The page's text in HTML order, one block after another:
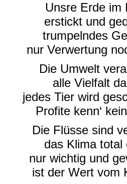
Unsre Erde im
erstickt und
trumpelndes
nur Verwertung
Die Umwelt
alle Vielfalt
jedes Tier wird
Profite kenn‘
Die Flüsse sind
das Klima total
nur wichtig und
ist der Wert vom